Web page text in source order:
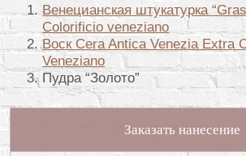
О нас
Контакты
Венецианская штукатурка
Colorificio veneziano
Воск Cera Antica Venezia Extra
Veneziano
Пудра “Золото”
Заказать нанесение